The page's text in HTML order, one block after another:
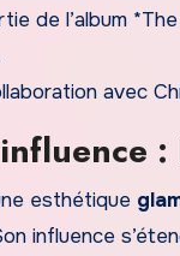
de l’album
avec
:
esthétique
influence